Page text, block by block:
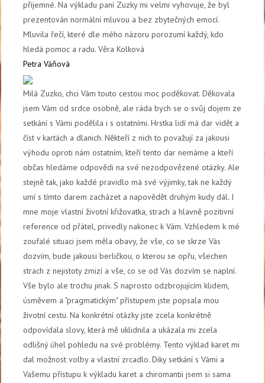
příjemné. Na výkladu paní Zuzky mi velmi vyhovuje, že byl
prezentován normální mluvou a bez zbytečných emocí.
Mluvila řečí, které dle mého názoru porozumí každý, kdo
hledá pomoc a radu. Věra Kolková
Petra Váňová
Milá Zuzko, chci Vám touto cestou moc poděkovat. Děkovala
jsem Vám od srdce osobně, ale ráda bych se o svůj dojem ze
setkání s Vámi podělila i s ostatními. Hrstka lidí má dar vidět a
číst v kartách a dlanich. Někteří z nich to považují za jakousi
výhodu oproti nám ostatním, kteří tento dar nemáme a kteří
občas hledáme odpovědi na své nezodpovězené otázky. Ale
stejně tak, jako každé pravidlo má své výjimky, tak ne každý
umí s tímto darem zacházet a napovědět druhým kudy dál. I
mne moje vlastní životní křižovatka, strach a hlavně pozitivní
reference od přátel, privedly nakonec k Vám. Vzhledem k mé
zoufalé situaci jsem měla obavy, že vše, co se skrze Vás
dozvím, bude jakousi berličkou, o kterou se opřu, všechen
strach z nejistoty zmizí a vše, co se od Vás dozvím se naplní.
Vše bylo ale trochu jinak. S naprosto odzbrojujícím klidem,
úsměvem a "pragmatickým" přístupem jste popsala mou
životní cestu. Na konkrétní otázky jste zcela konkrétně
odpovídala slovy, která mě uklidnila a ukázala mi zcela
odlišný úhel pohledu na své problémy. Tento výklad karet mi
dal možnost volby a vlastní zrcadlo. Diky setkání s Vámi a
Vašemu přístupu k výkladu karet a chiromantii jsem si sama